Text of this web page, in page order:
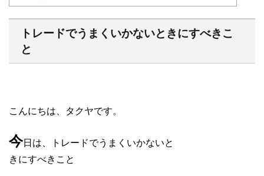
トレードでうまくいかないときにすべきこ
と
こんにちは、タクヤです。
今日は、トレードでうまくいかないと
きにすべきこと